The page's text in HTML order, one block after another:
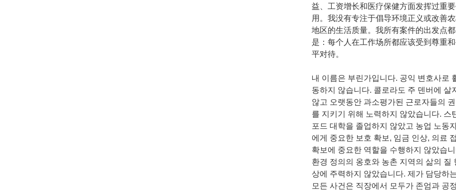
益、工资增长和医疗保健方面发挥过重
用。我没有专注于倡导环境正义或改善
地区的生活质量。我所有案件的出发点都
是：每个人在工作场所都应该受到尊重
平对待。
내 이름은 부린가입니다. 공익 변호사로
동하지 않습니다. 콜로라도 주 덴버에 살지
않고 오랫동안 과소평가된 근로자들의 권
를 지키기 위해 노력하지 않았습니다. 스
포드 대학을 졸업하지 않았고 농업 노동
에게 중요한 보호 확보, 임금 인상, 의료
확보에 중요한 역할을 수행하지 않았습
환경 정의의 옹호와 농촌 지역의 삶의 질
상에 주력하지 않았습니다. 제가 담당하
모든 사건은 직장에서 모두가 존엄과 공